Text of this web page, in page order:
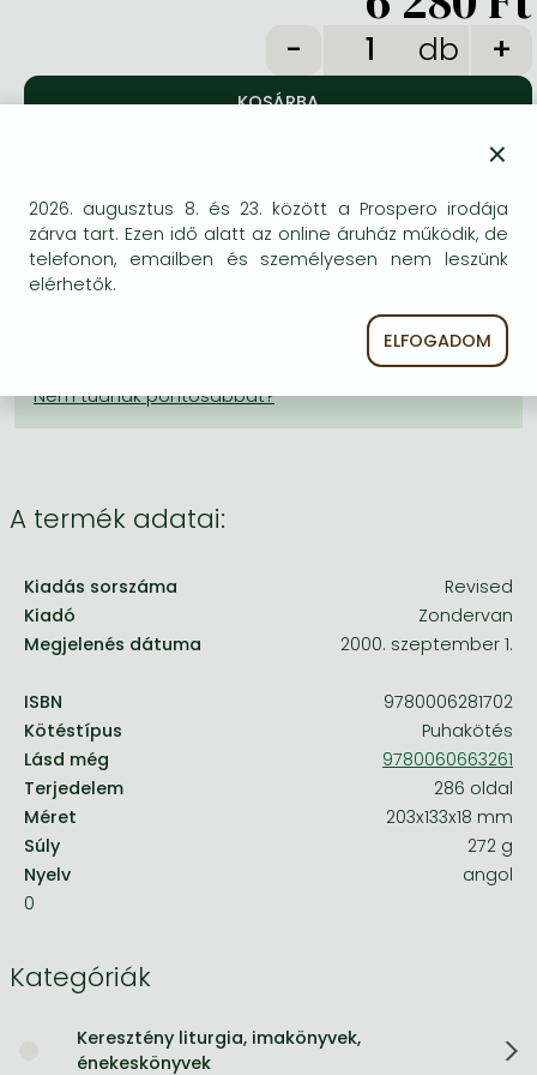
One-Punch Man manga
db
BESZEREZHETŐSÉG
Becsült beszerzési idő
: A Prosperónál jelenleg
A Prosperónál jelenleg nincsen raktáron.
A termék adatai:
Kiadás sorszáma
Revised
Kiadó
Zondervan
Megjelenés dátuma
2000. szeptember 1.
ISBN
9780006281702
Kötéstípus
Puhakötés
Lásd még
9780060663261
Terjedelem
286 oldal
Méret
203x133x18 mm
Súly
272 g
Nyelv
angol
0
Kategóriák
Keresztény liturgia, imakönyvek,
énekeskönyvek
×
2026. augusztus 8. és 23. között a Prospero irodája
zárva tart. Ezen idő alatt az online áruház működik, de
telefonon, emailben és személyesen nem leszünk
elérhetők.
ELFOGADOM